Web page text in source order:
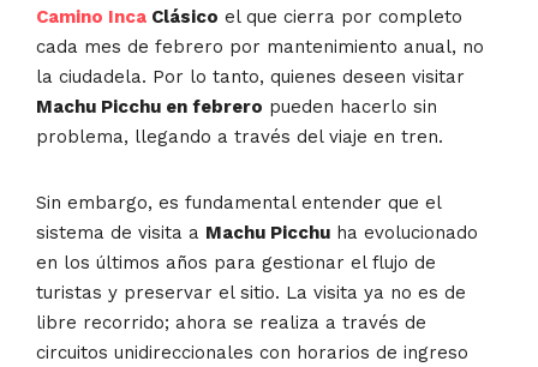
Camino Inca Clásico el que cierra por completo
cada mes de febrero por mantenimiento anual, no
la ciudadela. Por lo tanto, quienes deseen visitar
Machu Picchu en febrero pueden hacerlo sin
problema, llegando a través del viaje en tren.
Sin embargo, es fundamental entender que el
sistema de visita a Machu Picchu ha evolucionado
en los últimos años para gestionar el flujo de
turistas y preservar el sitio. La visita ya no es de
libre recorrido; ahora se realiza a través de
circuitos unidireccionales con horarios de ingreso